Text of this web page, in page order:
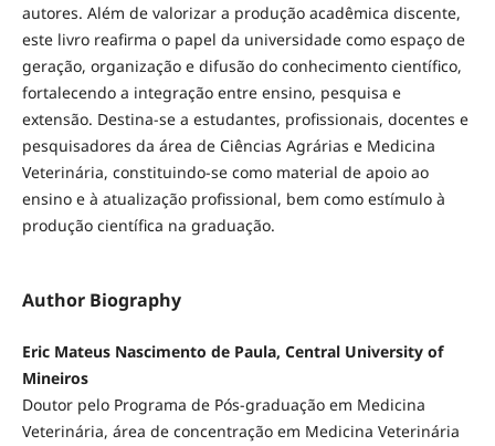
autores. Além de valorizar a produção acadêmica discente,
este livro reafirma o papel da universidade como espaço de
geração, organização e difusão do conhecimento científico,
fortalecendo a integração entre ensino, pesquisa e
extensão. Destina-se a estudantes, profissionais, docentes e
pesquisadores da área de Ciências Agrárias e Medicina
Veterinária, constituindo-se como material de apoio ao
ensino e à atualização profissional, bem como estímulo à
produção científica na graduação.
Author Biography
Eric Mateus Nascimento de Paula, Central University of
Mineiros
Doutor pelo Programa de Pós-graduação em Medicina
Veterinária, área de concentração em Medicina Veterinária